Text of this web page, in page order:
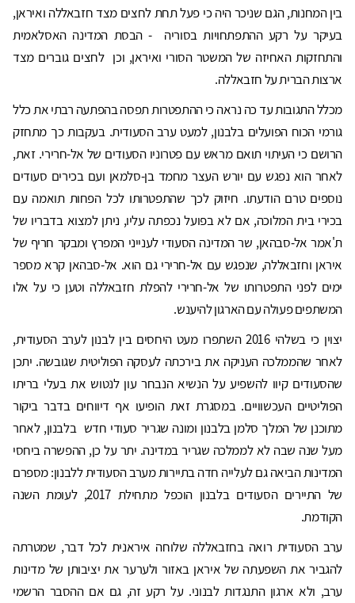
בין המחנות, הגם שניכר היה כי פעל תחת לחצים מצד חזבאללה ואיראן,
בעיקר על רקע ההתפתחויות בסוריה - הבסת המדינה האסלאמית
והתחזקות האחיזה של המשטר הסורי ואיראן, וכן לחצים גוברים מצד
ארצות הברית על חזבאללה.
מכלל התגובות עד כה נראה כי ההתפטרות תפסה בהפתעה רבתי את כלל
גורמי הכוח הפועלים בלבנון, למעט ערב הסעודית. בעקבות כך מתחזק
הרושם כי העיתוי תואם מראש עם פטרוניו הסעודים של אל-חרירי. זאת,
לאחר הוא נפגש עם יורש העצר מחמד בן-סלמאן ועם בכירים סעודים
נוספים טרם הודעתו. חיזוק לכך שהתפטרותו לכל הפחות תואמה עם
בכירי בית המלוכה, אם לא בפועל נכפתה עליו, ניתן למצוא בדבריו של
ת'אמר אל-סבהאן, שר המדינה הסעודי לענייני המפרץ ומבקר חריף של
איראן וחזבאללה, שנפגש עם אל-חרירי גם הוא. אל-סבהאן קרא מספר
ימים לפני התפטרותו של אל-חרירי להפלת חזבאללה וטען כי על אלו
המשתפים פעולה עם הארגון להיענש.
יצוין כי בשלהי 2016 השתפרו מעט היחסים בין לבנון לערב הסעודית,
לאחר שהממלכה העניקה את בירכתה לעסקה הפוליטית שגובשה. יתכן
שהסעודים קיוו להשפיע על הנשיא הנבחר עון לנטוש את בעלי בריתו
הפוליטיים העכשוויים. במסגרת זאת הופיעו אף דיווחים בדבר ביקור
מתוכנן של המלך סלמן בלבנון ומונה שגריר סעודי חדש בלבנון, לאחר
מעל שנה שבה לא לממלכה שגריר במדינה. יתר על כן, ההפשרה ביחסי
המדינות הביאה גם לעלייה חדה בתיירות מערב הסעודית ללבנון: מספרם
של התיירים הסעודים בלבנון הוכפל מתחילת 2017, לעומת השנה
הקודמת.
ערב הסעודית רואה בחזבאללה שלוחה איראנית לכל דבר, שמטרתה
להגביר את השפעתה של איראן באזור ולערער את יציבותן של מדינות
ערב, ולא ארגון התנגדות לבנוני. על רקע זה, גם אם ההסבר הרשמי